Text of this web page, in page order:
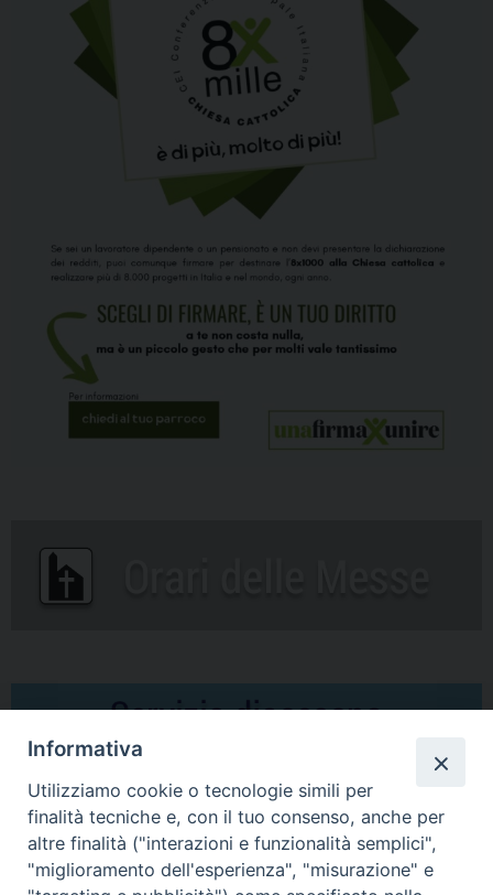
Comunicati Stampa
Informativa
Utilizziamo cookie o tecnologie simili per
finalità tecniche e, con il tuo consenso, anche per
altre finalità ("interazioni e funzionalità semplici",
"miglioramento dell'esperienza", "misurazione" e